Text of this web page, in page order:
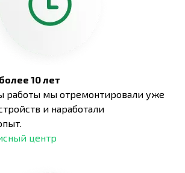
10 лет
работы мы отремонтировали уже
и наработали
центр